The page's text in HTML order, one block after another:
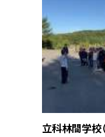
立科林間学校